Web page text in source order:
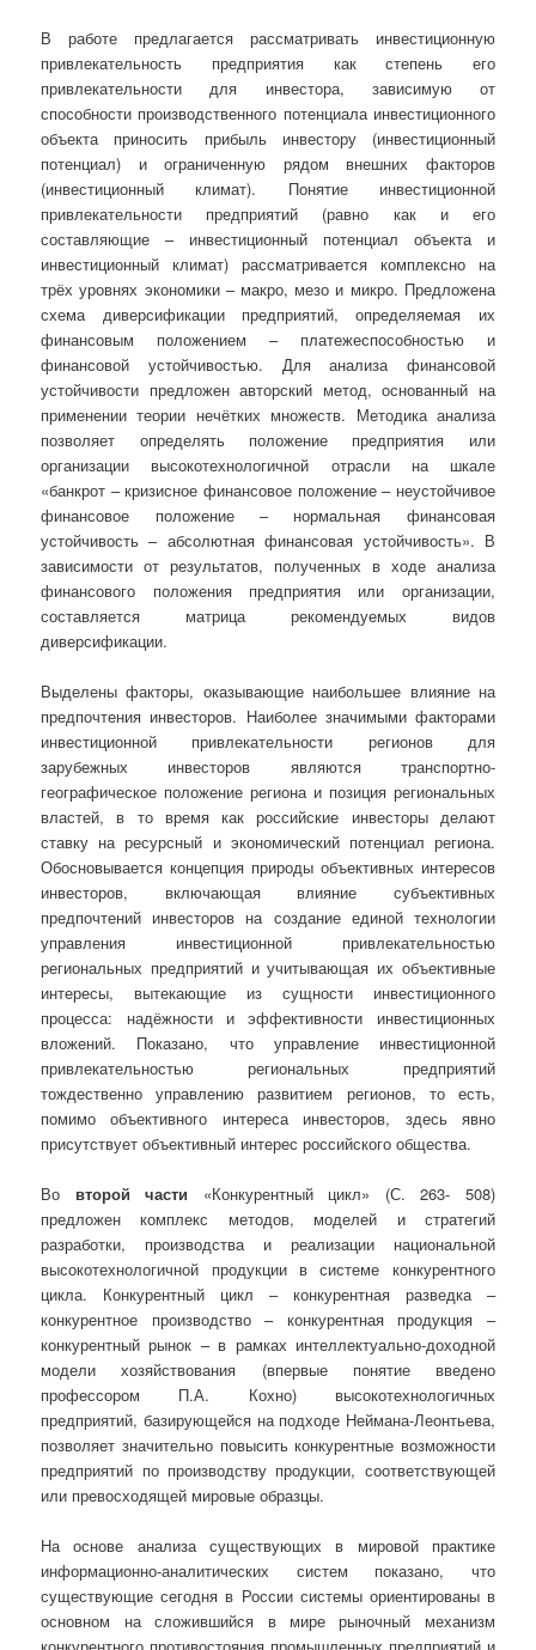
В работе предлагается рассматривать инвестиционную
привлекательность предприятия как степень его
привлекательности для инвестора, зависимую от
способности производственного потенциала инвестиционного
объекта приносить прибыль инвестору (инвестиционный
потенциал) и ограниченную рядом внешних факторов
(инвестиционный климат). Понятие инвестиционной
привлекательности предприятий (равно как и его
составляющие – инвестиционный потенциал объекта и
инвестиционный климат) рассматривается комплексно на
трёх уровнях экономики – макро, мезо и микро. Предложена
схема диверсификации предприятий, определяемая их
финансовым положением – платежеспособностью и
финансовой устойчивостью. Для анализа финансовой
устойчивости предложен авторский метод, основанный на
применении теории нечётких множеств. Методика анализа
позволяет определять положение предприятия или
организации высокотехнологичной отрасли на шкале
«банкрот – кризисное финансовое положение – неустойчивое
финансовое положение – нормальная финансовая
устойчивость – абсолютная финансовая устойчивость». В
зависимости от результатов, полученных в ходе анализа
финансового положения предприятия или организации,
составляется матрица рекомендуемых видов
диверсификации.
Выделены факторы, оказывающие наибольшее влияние на
предпочтения инвесторов. Наиболее значимыми факторами
инвестиционной привлекательности регионов для
зарубежных инвесторов являются транспортно-
географическое положение региона и позиция региональных
властей, в то время как российские инвесторы делают
ставку на ресурсный и экономический потенциал региона.
Обосновывается концепция природы объективных интересов
инвесторов, включающая влияние субъективных
предпочтений инвесторов на создание единой технологии
управления инвестиционной привлекательностью
региональных предприятий и учитывающая их объективные
интересы, вытекающие из сущности инвестиционного
процесса: надёжности и эффективности инвестиционных
вложений. Показано, что управление инвестиционной
привлекательностью региональных предприятий
тождественно управлению развитием регионов, то есть,
помимо объективного интереса инвесторов, здесь явно
присутствует объективный интерес российского общества.
Во второй части «Конкурентный цикл» (С. 263- 508)
предложен комплекс методов, моделей и стратегий
разработки, производства и реализации национальной
высокотехнологичной продукции в системе конкурентного
цикла. Конкурентный цикл – конкурентная разведка –
конкурентное производство – конкурентная продукция –
конкурентный рынок – в рамках интеллектуально-доходной
модели хозяйствования (впервые понятие введено
профессором П.А. Кохно) высокотехнологичных
предприятий, базирующейся на подходе Неймана-Леонтьева,
позволяет значительно повысить конкурентные возможности
предприятий по производству продукции, соответствующей
или превосходящей мировые образцы.
На основе анализа существующих в мировой практике
информационно-аналитических систем показано, что
существующие сегодня в России системы ориентированы в
основном на сложившийся в мире рыночный механизм